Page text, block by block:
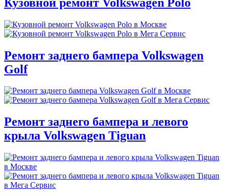
Ремонт заднего бампера Volkswagen
Golf
Ремонт заднего бампера и левого
крыла Volkswagen Tiguan